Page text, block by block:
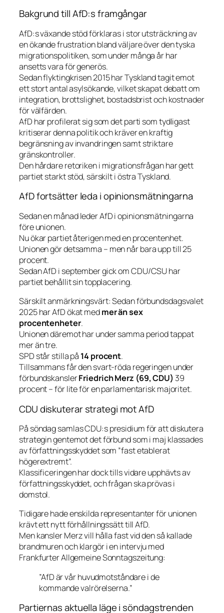
Bakgrund till AfD:s framgångar
AfD:s växande stöd förklaras i stor utsträckning av
en ökande frustration bland väljare över den tyska
migrationspolitiken, som under många år har
ansetts vara för generös.
Sedan flyktingkrisen 2015 har Tyskland tagit emot
ett stort antal asylsökande, vilket skapat debatt om
integration, brottslighet, bostadsbrist och kostnader
för välfärden.
AfD har profilerat sig som det parti som tydligast
kritiserar denna politik och kräver en kraftig
begränsning av invandringen samt striktare
gränskontroller.
Den hårdare retoriken i migrationsfrågan har gett
partiet starkt stöd, särskilt i östra Tyskland.
AfD fortsätter leda i opinionsmätningarna
Sedan en månad leder AfD i opinionsmätningarna
före unionen.
Nu ökar partiet återigen med en procentenhet.
Unionen gör detsamma – men når bara upp till 25
procent.
Sedan AfD i september gick om CDU/CSU har
partiet behållit sin topplacering.
Särskilt anmärkningsvärt: Sedan förbundsdagsvalet
2025 har AfD ökat medmer än sex
procentenheter.
Unionen däremot har under samma period tappat
mer än tre.
SPD står stilla på 14 procent.
Tillsammans får den svart-röda regeringen under
förbundskanslerFriedrich Merz (69, CDU) 39
procent – för lite för en parlamentarisk majoritet.
CDU diskuterar strategi mot AfD
På söndag samlas CDU:s presidium för att diskutera
strategin gentemot det förbund som i maj klassades
av författningsskyddet som ”fast etablerat
högerextremt”.
Klassificeringen har dock tills vidare upphävts av
författningsskyddet, och frågan ska prövas i
domstol.
Tidigare hade enskilda representanter för unionen
krävt ett nytt förhållningssätt till AfD.
Men kansler Merz vill hålla fast vid den så kallade
brandmuren och klargör i en intervju med
Frankfurter Allgemeine Sonntagszeitung:
”AfD är vår huvudmotståndare i de
kommande valrörelserna.”
Partiernas aktuella läge i söndagstrenden